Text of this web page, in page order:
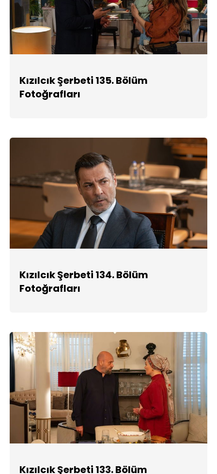
Kızılcık Şerbeti 135. Bölüm
Fotoğrafları
Kızılcık Şerbeti 134. Bölüm
Fotoğrafları
Kızılcık Şerbeti 133. Bölüm